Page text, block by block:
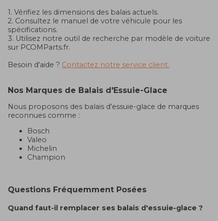
1. Vérifiez les dimensions des balais actuels.
2. Consultez le manuel de votre véhicule pour les
spécifications.
3. Utilisez notre outil de recherche par modèle de voiture
sur PCOMParts.fr.
Besoin d'aide ? Contactez notre service client.
Nos Marques de Balais d'Essuie-Glace
Nous proposons des balais d'essuie-glace de marques
reconnues comme :
Bosch
Valeo
Michelin
Champion
Questions Fréquemment Posées
Quand faut-il remplacer ses balais d'essuie-glace ?